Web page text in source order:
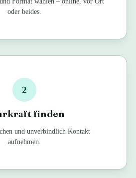
oder beides.
2
finden
und unverbindlich Kontakt
aufnehmen.